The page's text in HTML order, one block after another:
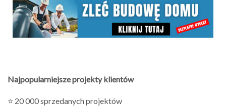
Najpopularniejsze projekty klientów
⭐ 20 000 sprzedanych projektów